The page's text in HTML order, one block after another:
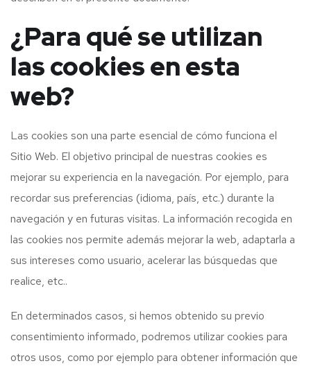
¿Para qué se utilizan
las cookies en esta
web?
Las cookies son una parte esencial de cómo funciona el
Sitio Web. El objetivo principal de nuestras cookies es
mejorar su experiencia en la navegación. Por ejemplo, para
recordar sus preferencias (idioma, país, etc.) durante la
navegación y en futuras visitas. La información recogida en
las cookies nos permite además mejorar la web, adaptarla a
sus intereses como usuario, acelerar las búsquedas que
realice, etc..
En determinados casos, si hemos obtenido su previo
consentimiento informado, podremos utilizar cookies para
otros usos, como por ejemplo para obtener información que